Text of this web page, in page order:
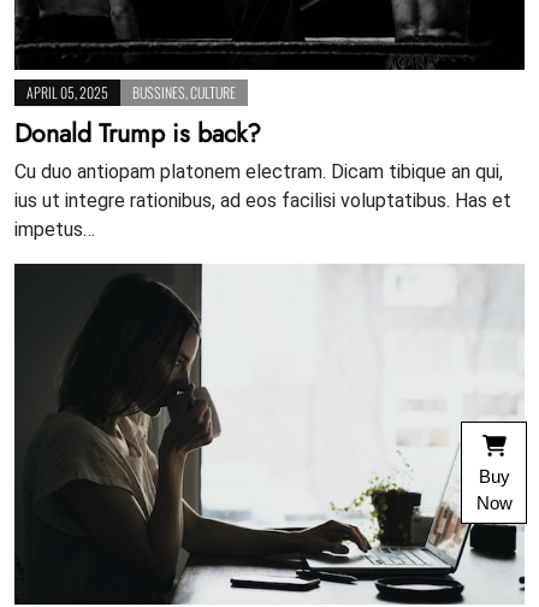
APRIL 05, 2025 BUSSINES CULTURE
Donald Trump is back?
Cu duo antiopam platonem electram. Dicam tibique an qui,
ius ut integre rationibus, ad eos facilisi voluptatibus. Has et
impetus…
Buy
Now